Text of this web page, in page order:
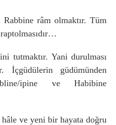
râm olmaktır. Tüm
tutmaktır. Yani durulması
İçgüdülerin güdümünden
ipine ve Habibine
ve yeni bir hayata doğru